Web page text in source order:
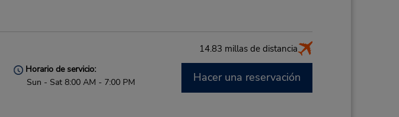
14.83 millas de distancia
Horario de servicio:
Sun - Sat 8:00 AM - 7:00 PM
Hacer una reservación